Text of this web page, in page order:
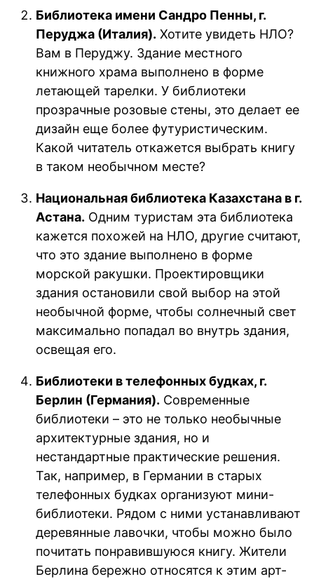
Библиотека имени Сандро Пенны, г.
Перуджа (Италия). Хотите увидеть НЛО?
Вам в Перуджу. Здание местного
книжного храма выполнено в форме
летающей тарелки. У библиотеки
прозрачные розовые стены, это делает ее
дизайн еще более футуристическим.
Какой читатель откажется выбрать книгу
в таком необычном месте?
Национальная библиотека Казахстана в г.
Астана. Одним туристам эта библиотека
кажется похожей на НЛО, другие считают,
что это здание выполнено в форме
морской ракушки. Проектировщики
здания остановили свой выбор на этой
необычной форме, чтобы солнечный свет
максимально попадал во внутрь здания,
освещая его.
Библиотеки в телефонных будках, г.
Берлин (Германия). Современные
библиотеки – это не только необычные
архитектурные здания, но и
нестандартные практические решения.
Так, например, в Германии в старых
телефонных будках организуют мини-
библиотеки. Рядом с ними устанавливают
деревянные лавочки, чтобы можно было
почитать понравившуюся книгу. Жители
Берлина бережно относятся к этим арт-